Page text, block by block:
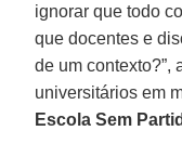
ignorar que todo
que docentes e
de um contexto?”,
universitários em
Escola Sem